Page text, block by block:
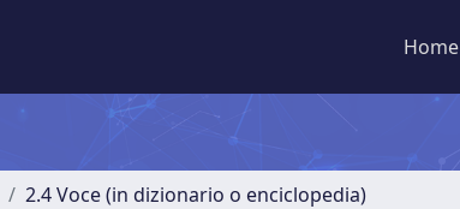
Home
2.4 Voce (in dizionario o enciclopedia)